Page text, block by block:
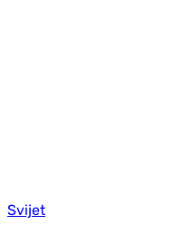
Svijet